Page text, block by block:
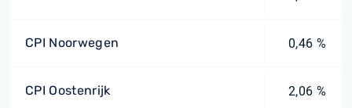
CPI Noorwegen 0,46 %
CPI Oostenrijk 2,06 %